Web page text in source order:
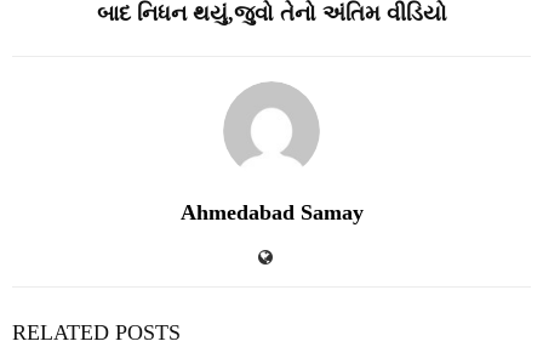
બાદ નિધન થયું,જુવો તેનો અંતિમ વીડિયો
Ahmedabad Samay
RELATED POSTS